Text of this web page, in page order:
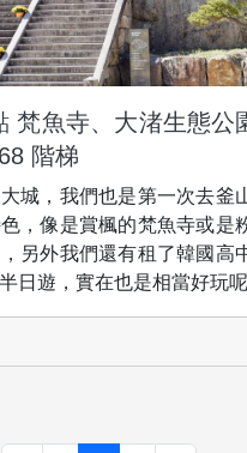
梵魚寺、大渚生態公
階梯
城，我們也是第一次去釜
，像是賞楓的梵魚寺或是
另外我們還有租了韓國高
日遊，實在也是相當好玩呢